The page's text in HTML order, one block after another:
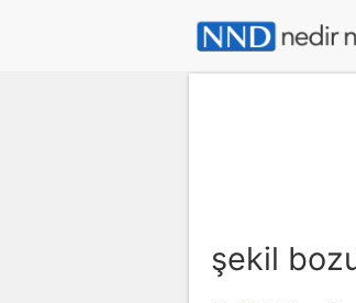
şekil